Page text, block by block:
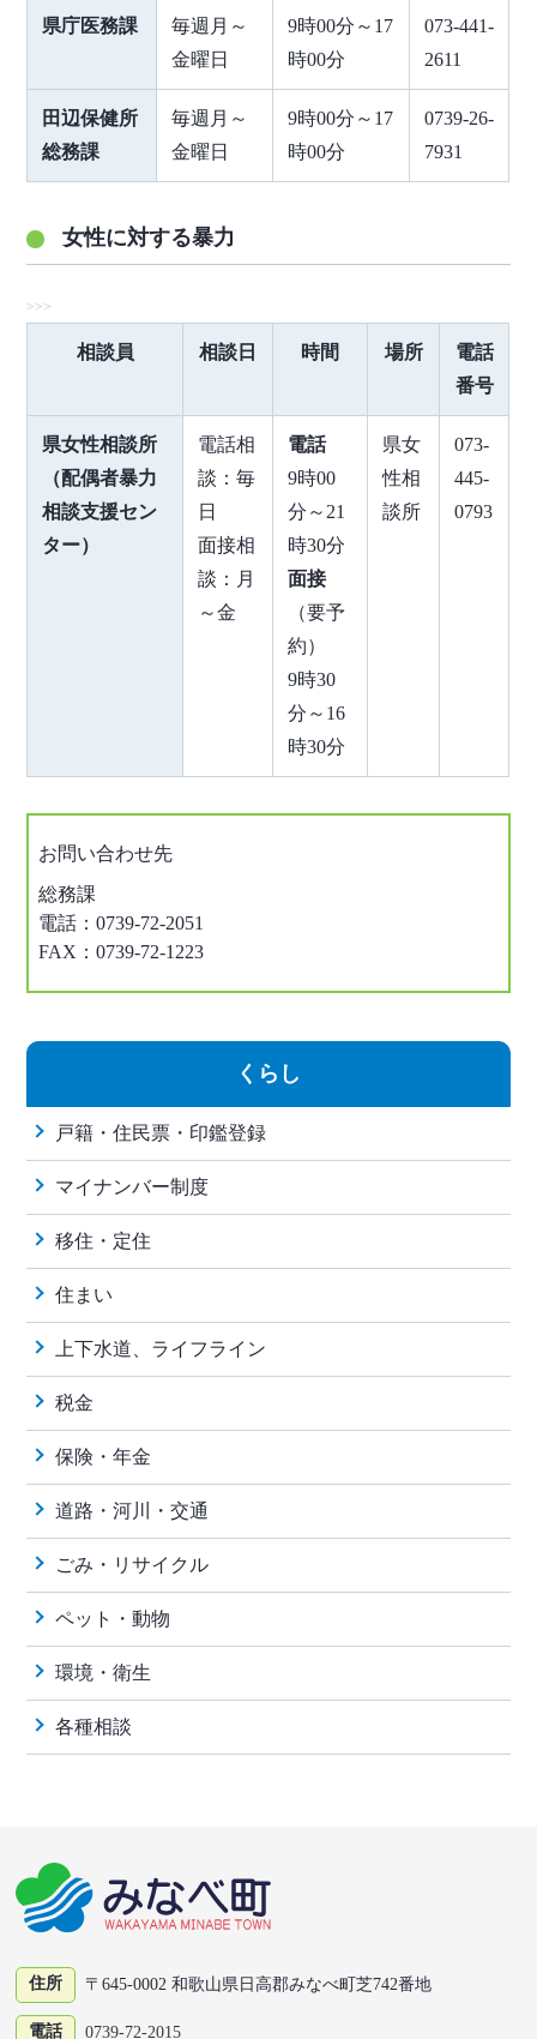
県庁医務課
毎週月～
金曜日
9時00分～17
時00分
073-441-
2611
田辺保健所
総務課
毎週月～
金曜日
9時00分～17
時00分
0739-26-
7931
女性に対する暴力
相談員 相談日 時間 場所
電話
番号
県女性相談所
（配偶者暴力
相談支援セン
ター）
電話相
談：毎
日
面接相
談：月
～金
電話
9時00
分～21
時30分
面接
（要予
約）
9時30
分～16
時30分
県女
性相
談所
073-
445-
0793
お問い合わせ先
総務課
電話：0739-72-2051
FAX：0739-72-1223
くらし
戸籍・住民票・印鑑登録
マイナンバー制度
移住・定住
住まい
上下水道、ライフライン
税金
保険・年金
道路・河川・交通
ごみ・リサイクル
ペット・動物
環境・衛生
各種相談
住所 〒645-0002 和歌山県日高郡みなべ町芝742番地
電話 0739-72-2015